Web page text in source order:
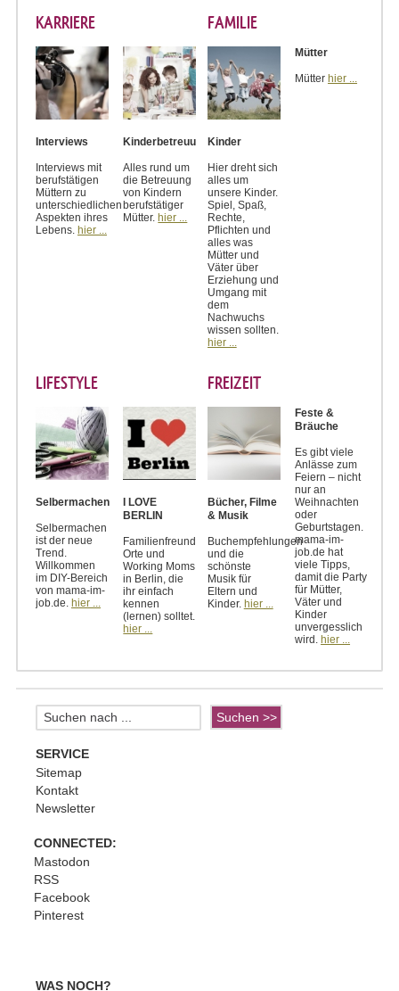
KARRIERE
Interviews
Interviews mit
berufstätigen
Müttern zu
unterschiedlichen
Aspekten ihres
Lebens. hier ...
Kinderbetreuung
Alles rund um
die Betreuung
von Kindern
berufstätiger
Mütter. hier ...
FAMILIE
Kinder
Hier dreht sich
alles um
unsere Kinder.
Spiel, Spaß,
Rechte,
Pflichten und
alles was
Mütter und
Väter über
Erziehung und
Umgang mit
dem
Nachwuchs
wissen sollten.
hier ...
Mütter
Mütter hier ...
LIFESTYLE
Selbermachen
Selbermachen
ist der neue
Trend.
Willkommen
im DIY-Bereich
von mama-im-
job.de. hier ...
I LOVE
BERLIN
Familienfreundliche
Orte und
Working Moms
in Berlin, die
ihr einfach
kennen
(lernen) solltet.
hier ...
FREIZEIT
Bücher, Filme
& Musik
Buchempfehlungen
und die
schönste
Musik für
Eltern und
Kinder. hier ...
Feste &
Bräuche
Es gibt viele
Anlässe zum
Feiern – nicht
nur an
Weihnachten
oder
Geburtstagen.
mama-im-
job.de hat
viele Tipps,
damit die Party
für Mütter,
Väter und
Kinder
unvergesslich
wird. hier ...
SERVICE
Sitemap
Kontakt
Newsletter
CONNECTED:
Mastodon
RSS
Facebook
Pinterest
WAS NOCH?